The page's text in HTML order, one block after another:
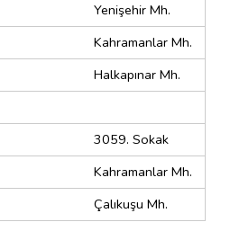
Yenişehir Mh.
Kahramanlar Mh.
Halkapınar Mh.
3059. Sokak
Kahramanlar Mh.
Çalıkuşu Mh.